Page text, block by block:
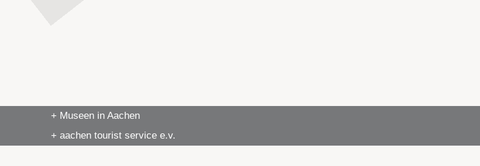
+ Museen in Aachen
+ aachen tourist service e.v.